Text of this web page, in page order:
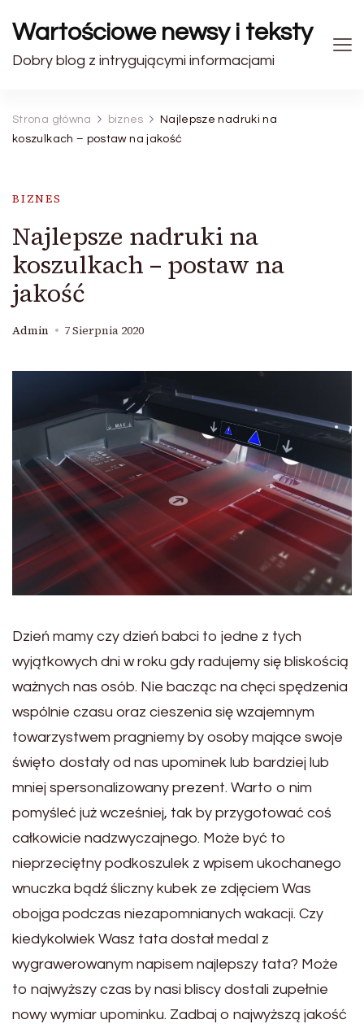
Wartościowe newsy i teksty
Dobry blog z intrygującymi informacjami
Strona główna biznes
Najlepsze nadruki na
koszulkach – postaw na jakość
BIZNES
Najlepsze nadruki na
koszulkach – postaw na
jakość
Admin 7 Sierpnia 2020
Dzień mamy czy dzień babci to jedne z tych
wyjątkowych dni w roku gdy radujemy się bliskością
ważnych nas osób. Nie bacząc na chęci spędzenia
wspólnie czasu oraz cieszenia się wzajemnym
towarzystwem pragniemy by osoby mające swoje
święto dostały od nas upominek lub bardziej lub
mniej spersonalizowany prezent. Warto o nim
pomyśleć już wcześniej, tak by przygotować coś
całkowicie nadzwyczajnego. Może być to
nieprzeciętny podkoszulek z wpisem ukochanego
wnuczka bądź śliczny kubek ze zdjęciem Was
obojga podczas niezapomnianych wakacji. Czy
kiedykolwiek Wasz tata dostał medal z
wygrawerowanym napisem najlepszy tata? Może
to najwyższy czas by nasi bliscy dostali zupełnie
nowy wymiar upominku. Zadbaj o najwyższą jakość